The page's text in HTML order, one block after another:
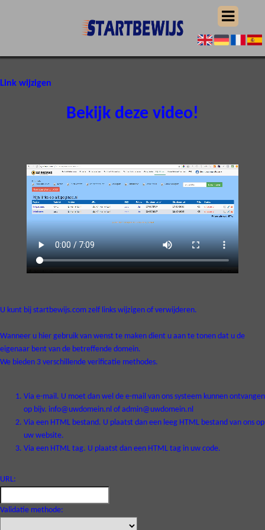
Link wijzigen
Bekijk deze video!
U kunt bij startbewijs.com zelf links wijzigen of verwijderen.
Wanneer u hier gebruik van wenst te maken dient u aan te tonen dat u de
eigenaar bent van de betreffende domein.
We bieden 3 verschillende verificatie methodes.
Via e-mail. U moet dan wel de e-mail van ons systeem kunnen ontvangen
op bijv. info@uwdomein.nl of admin@uwdomein.nl
Via een HTML bestand. U plaatst dan een leeg HTML bestand van ons op
uw website.
Via een HTML tag. U plaatst dan een HTML tag in uw code.
URL:
Validatie methode: